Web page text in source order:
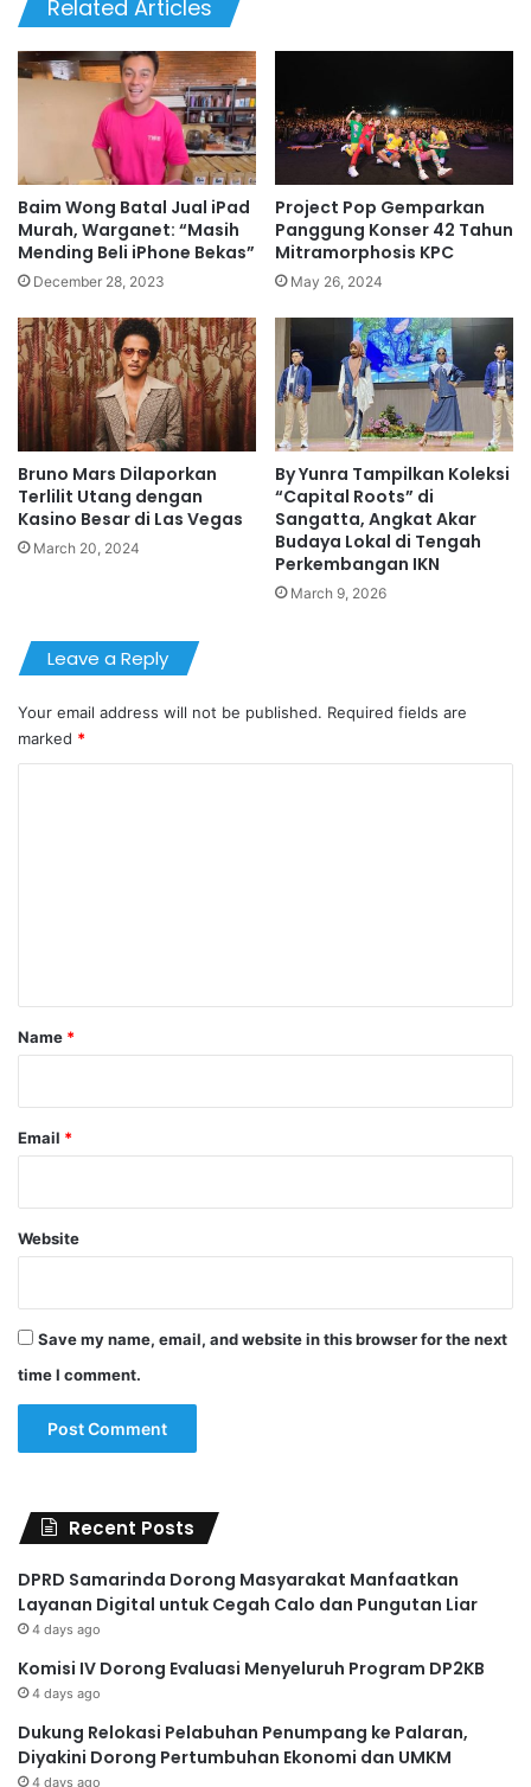
Related Articles
Baim Wong Batal Jual iPad
Murah, Warganet: “Masih
Mending Beli iPhone Bekas”
December 28, 2023
Project Pop Gemparkan
Panggung Konser 42 Tahun
Mitramorphosis KPC
May 26, 2024
Bruno Mars Dilaporkan
Terlilit Utang dengan
Kasino Besar di Las Vegas
March 20, 2024
By Yunra Tampilkan Koleksi
“Capital Roots” di
Sangatta, Angkat Akar
Budaya Lokal di Tengah
Perkembangan IKN
March 9, 2026
Leave a Reply
Your email address will not be published. Required fields are
marked *
*
Name *
Email *
Website
Save my name, email, and website in this browser for the next
time I comment.
Recent Posts
DPRD Samarinda Dorong Masyarakat Manfaatkan
Layanan Digital untuk Cegah Calo dan Pungutan Liar
4 days ago
Komisi IV Dorong Evaluasi Menyeluruh Program DP2KB
4 days ago
Dukung Relokasi Pelabuhan Penumpang ke Palaran,
Diyakini Dorong Pertumbuhan Ekonomi dan UMKM
4 days ago